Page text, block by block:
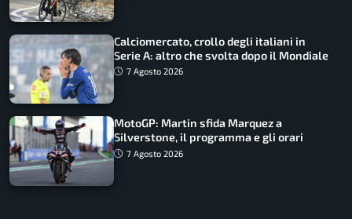
Calciomercato, crollo degli italiani in
Serie A: altro che svolta dopo il Mondiale
7 Agosto 2026
MotoGP: Martin sfida Marquez a
Silverstone, il programma e gli orari
7 Agosto 2026